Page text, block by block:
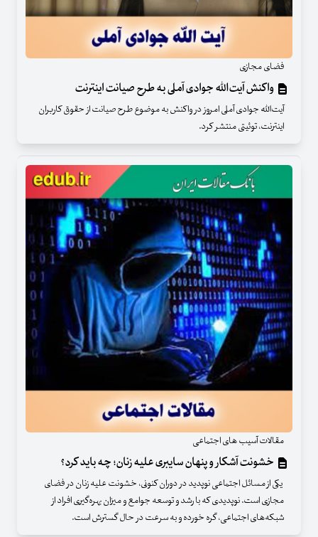
فضای مجازی
واکنش آیت‌الله جوادی آملی به طرح صیانت اینترنت
آیت‌الله جوادی آملی امروز در واکنش به موضوع طرح صیانت از حقوق کاربران
اینترنت، توئیتی منتشر کرد.
مقالات آسیب های اجتماعی
خشونت آشکار و پنهان سایبری علیه زنان؛ چه باید کرد؟
یکی از مسائل اجتماعی نوپدید در دوران کنونی، خشونت علیه زنان در فضای
مجازی است. نوپدیدی که با رشد و توسعه جوامع و میزان بهره‌گیری افراد از
شبکه‌های اجتماعی، گره خورده و به سرعت در حال گسترش است.